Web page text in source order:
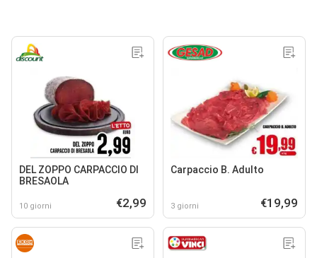
DEL ZOPPO CARPACCIO DI
BRESAOLA
10 giorni €2,99
Carpaccio B. Adulto
3 giorni €19,99